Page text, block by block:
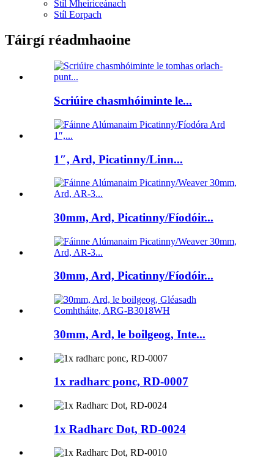
Stíl Mheiriceánach
Stíl Eorpach
Táirgí réadmhaoine
Scriúire chasmhóiminte le...
1″, Ard, Picatinny/Linn...
30mm, Ard, Picatinny/Fíodóir...
30mm, Ard, Picatinny/Fíodóir...
30mm, Ard, le boilgeog, Inte...
1x radharc ponc, RD-0007
1x Radharc Dot, RD-0024